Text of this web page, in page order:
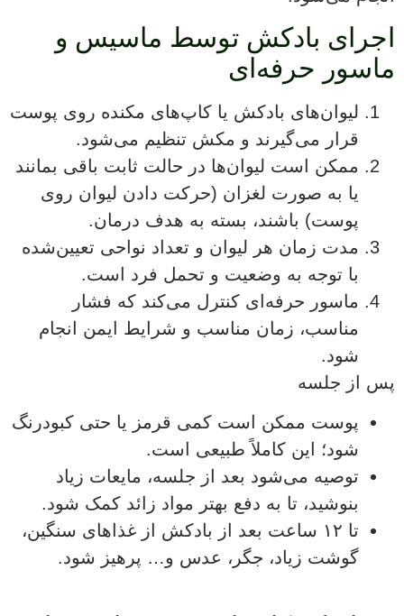
اجرای بادکش توسط ماسیس و
ماسور حرفه‌ای
لیوان‌های بادکش یا کاپ‌های مکنده روی پوست
قرار می‌گیرند و مکش تنظیم می‌شود.
ممکن است لیوان‌ها در حالت ثابت باقی بمانند
یا به صورت لغزان (حرکت دادن لیوان روی
پوست) باشند، بسته به هدف درمان.
مدت زمان هر لیوان و تعداد نواحی تعیین‌شده
با توجه به وضعیت و تحمل فرد است.
ماسور حرفه‌ای کنترل می‌کند که فشار
مناسب، زمان مناسب و شرایط ایمن انجام
شود.
پس از جلسه
پوست ممکن است کمی قرمز یا حتی کبودرنگ
شود؛ این کاملاً طبیعی است.
توصیه می‌شود بعد از جلسه، مایعات زیاد
بنوشید، تا به دفع بهتر مواد زائد کمک شود.
تا ۱۲ ساعت بعد از بادکش از غذاهای سنگین،
گوشت زیاد، جگر، عدس و… پرهیز شود.